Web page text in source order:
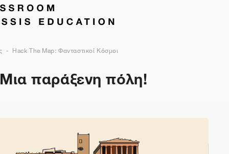
Hack The Map: Φανταστικοί Κόσμοι
παράξενη πόλη!